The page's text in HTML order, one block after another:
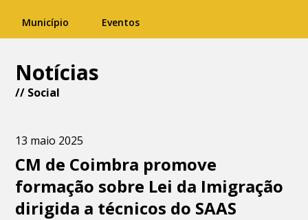
Município Eventos
Notícias
// Social
13 maio 2025
CM de Coimbra promove
formação sobre Lei da Imigração
dirigida a técnicos do SAAS